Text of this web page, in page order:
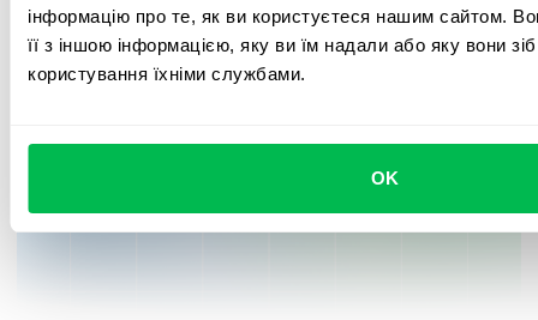
інформацію про те, як ви користуєтеся нашим сайтом.
її з іншою інформацією, яку ви їм надали або яку вони
користування їхніми службами.
OK
Швидка інтеграція з
Дізнатися про інтеграції